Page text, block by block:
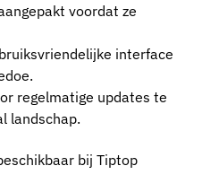
voordat ze
interface
regelmatige updates te
landschap.
bij Tiptop